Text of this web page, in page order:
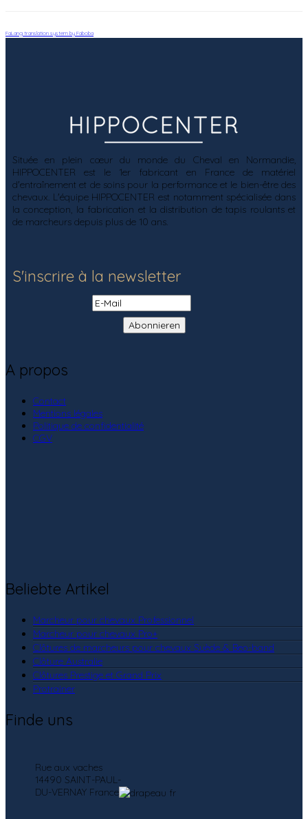
FaLang translation system by Faboba
Située en plein cœur du monde du Cheval en Normandie,
HIPPOCENTER est le 1er fabricant en France de matériel
d'entraînement et de soins pour la performance et le bien-être des
chevaux. L'équipe HIPPOCENTER est notamment spécialisée dans
la conception, la fabrication et la distribution de tapis roulants et
de marcheurs depuis plus de 10 ans.
S'inscrire à la newsletter
A propos
Contact
Mentions légales
Politique de confidentialité
CGV
Beliebte Artikel
Marcheur pour chevaux Professionnel
Marcheur pour chevaux Pro+
Clôtures de marcheurs pour chevaux Suède & Beo-band
Clôture Australie
Clôtures Prestige et Grand Prix
Protrainer
Finde uns
Rue aux vaches
14490 SAINT-PAUL-
DU-VERNAY France